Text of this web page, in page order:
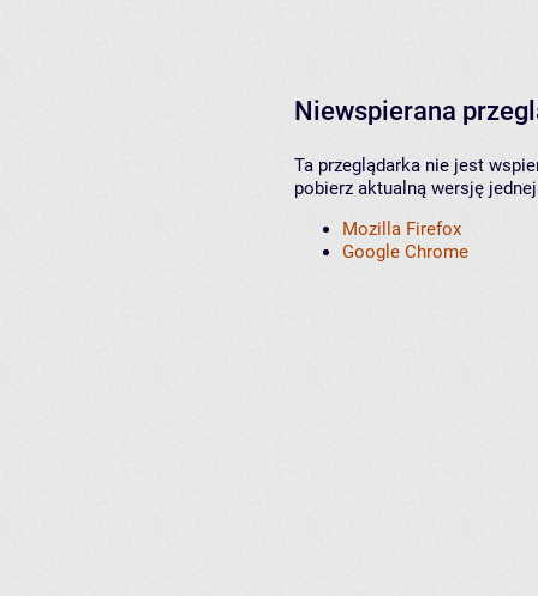
Niewspierana
Ta przeglądarka nie jest
pobierz aktualną wersję
Mozilla Firefox
Google Chrome